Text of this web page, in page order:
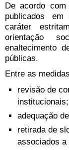
De acordo
publicados
caráter
orientação
enaltecimento
públicas.
Entre as
revisão de
institucionais;
adequação
retirada de
associados a